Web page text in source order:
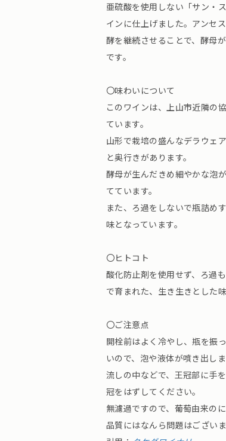
亜硫酸を使用しない「サン・
インに仕上げました。アンセ
酵を継続させることで、酵母
です。
〇味わいについて
このワインは、上山市近隣の
ています。
山形で栽培の盛んなデラウェ
と奥行きがあります。
酵母が生んだきめ細やかな泡
てています。
また、ろ過をしないで瓶詰め
味となっています。
〇ヒトコト
酸化防止剤を使用せず、ろ過
で育まれた、生き生きとした
〇ご注意点
開栓前はよく冷やし、瓶を振
いので、泡や液体が噴き出しま
流しの中などで、王冠部に手
冠をはずしてください。
無濾過ですので、葡萄由来の
品質にはなんら問題はござい